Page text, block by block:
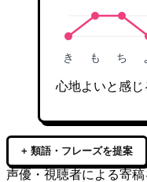
き も ち
心地よいと感じ
+ 類語・フレーズを提案
声優・視聴者による寄